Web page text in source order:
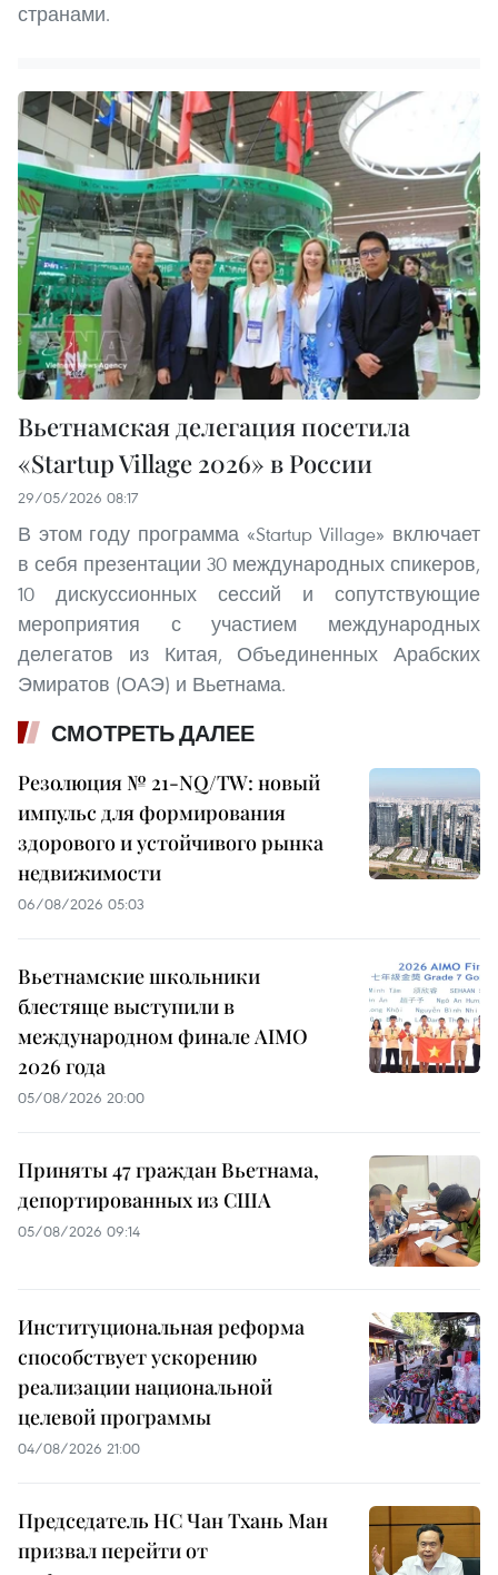
странами.
Вьетнамская делегация посетила
«Startup Village 2026» в России
29/05/2026 08:17
В этом году программа «Startup Village» включает
в себя презентации 30 международных спикеров,
10 дискуссионных сессий и сопутствующие
мероприятия с участием международных
делегатов из Китая, Объединенных Арабских
Эмиратов (ОАЭ) и Вьетнама.
СМОТРЕТЬ ДАЛЕЕ
Резолюция № 21-NQ/TW: новый
импульс для формирования
здорового и устойчивого рынка
недвижимости
06/08/2026 05:03
Вьетнамские школьники
блестяще выступили в
международном финале AIMO
2026 года
05/08/2026 20:00
Приняты 47 граждан Вьетнама,
депортированных из США
05/08/2026 09:14
Институциональная реформа
способствует ускорению
реализации национальной
целевой программы
04/08/2026 21:00
Председатель НС Чан Тхань Ман
призвал перейти от